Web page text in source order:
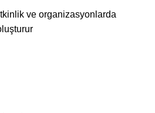
ve organizasyonlarda